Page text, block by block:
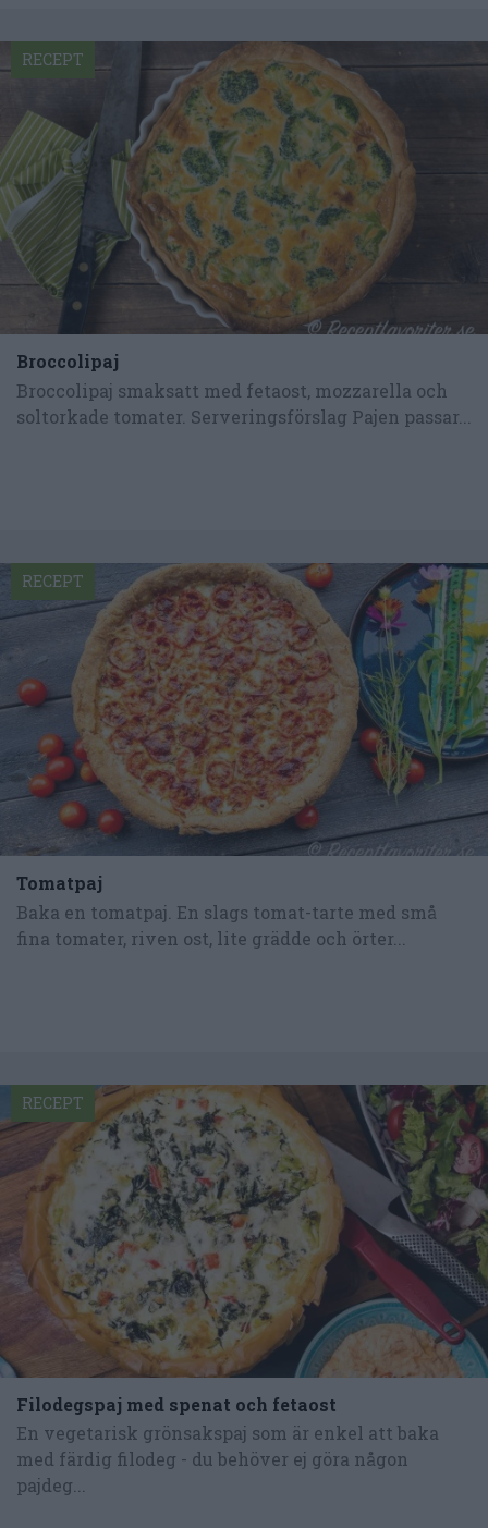
Broccolipaj
Broccolipaj smaksatt med fetaost, mozzarella och
soltorkade tomater. Serveringsförslag Pajen passar...
RECEPT
Tomatpaj
Baka en tomatpaj. En slags tomat-tarte med små
fina tomater, riven ost, lite grädde och örter...
RECEPT
Filodegspaj med spenat och fetaost
En vegetarisk grönsakspaj som är enkel att baka
med färdig filodeg - du behöver ej göra någon
pajdeg...
RECEPT